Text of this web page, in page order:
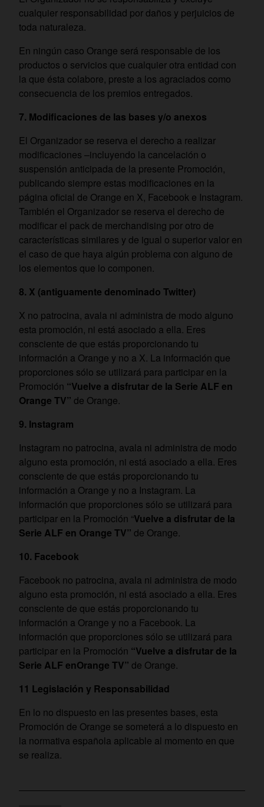
cualquier responsabilidad por daños y perjuicios de
toda naturaleza.
En ningún caso Orange será responsable de los
productos o servicios que cualquier otra entidad con
la que ésta colabore, preste a los agraciados como
consecuencia de los premios entregados.
7. Modificaciones de las bases y/o anexos
El Organizador se reserva el derecho a realizar
modificaciones –incluyendo la cancelación o
suspensión anticipada de la presente Promoción,
publicando siempre estas modificaciones en la
página oficial de Orange en X, Facebook e Instagram.
También el Organizador se reserva el derecho de
modificar el pack de merchandising por otro de
características similares y de igual o superior valor en
el caso de que haya algún problema con alguno de
los elementos que lo componen.
8. X (antiguamente denominado Twitter)
X no patrocina, avala ni administra de modo alguno
esta promoción, ni está asociado a ella. Eres
consciente de que estás proporcionando tu
información a Orange y no a X. La información que
proporciones sólo se utilizará para participar en la
Promoción “Vuelve a disfrutar de la Serie ALF en
Orange TV” de Orange.
9. Instagram
Instagram no patrocina, avala ni administra de modo
alguno esta promoción, ni está asociado a ella. Eres
consciente de que estás proporcionando tu
información a Orange y no a Instagram. La
información que proporciones sólo se utilizará para
participar en la Promoción “Vuelve a disfrutar de la
Serie ALF en Orange TV” de Orange.
10. Facebook
Facebook no patrocina, avala ni administra de modo
alguno esta promoción, ni está asociado a ella. Eres
consciente de que estás proporcionando tu
información a Orange y no a Facebook. La
información que proporciones sólo se utilizará para
participar en la Promoción “Vuelve a disfrutar de la
Serie ALF enOrange TV” de Orange.
11 Legislación y Responsabilidad
En lo no dispuesto en las presentes bases, esta
Promoción de Orange se someterá a lo dispuesto en
la normativa española aplicable al momento en que
se realiza.